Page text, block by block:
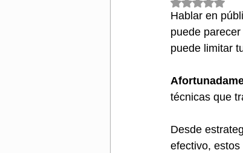
Hablar en
puede
puede limitar
técnicas que
Desde
efectivo,